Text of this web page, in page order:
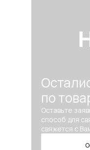
по
Оставьте
способ для
свяжется с